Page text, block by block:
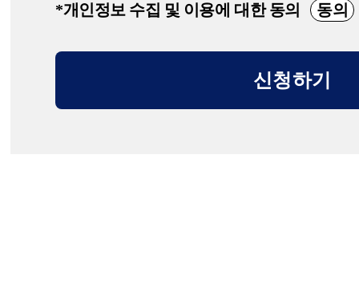
*개인정보 수집 및 이용에 대한 동의 동의
신청하기